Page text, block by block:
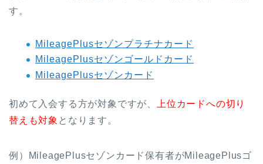
す。
MileagePlusセゾンプラチナカード
MileagePlusセゾンゴールドカード
MileagePlusセゾンカード
初めて入会する方が対象ですが、
上位カードへの切り
替えも対象 となります。
例）MileagePlusセゾンカード保有者がMileagePlusゴ